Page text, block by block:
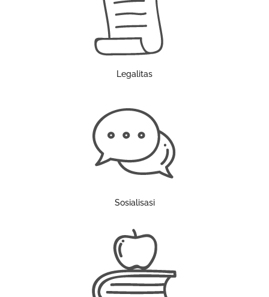
Legalitas
Sosialisasi